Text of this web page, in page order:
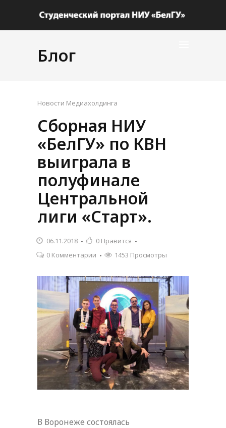
Блог
Новости Медиахолдинга
Сборная НИУ
«БелГУ» по КВН
выиграла в
полуфинале
Центральной
лиги «Старт».
06.11.2018 0 Нравится
0 Комментарии
1453 Просмотры
В Воронеже состоялась